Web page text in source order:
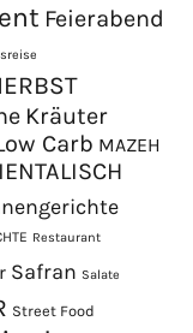
Feierabend
Kräuter
Carb MAZEH
Restaurant
Safran Salate
Street Food